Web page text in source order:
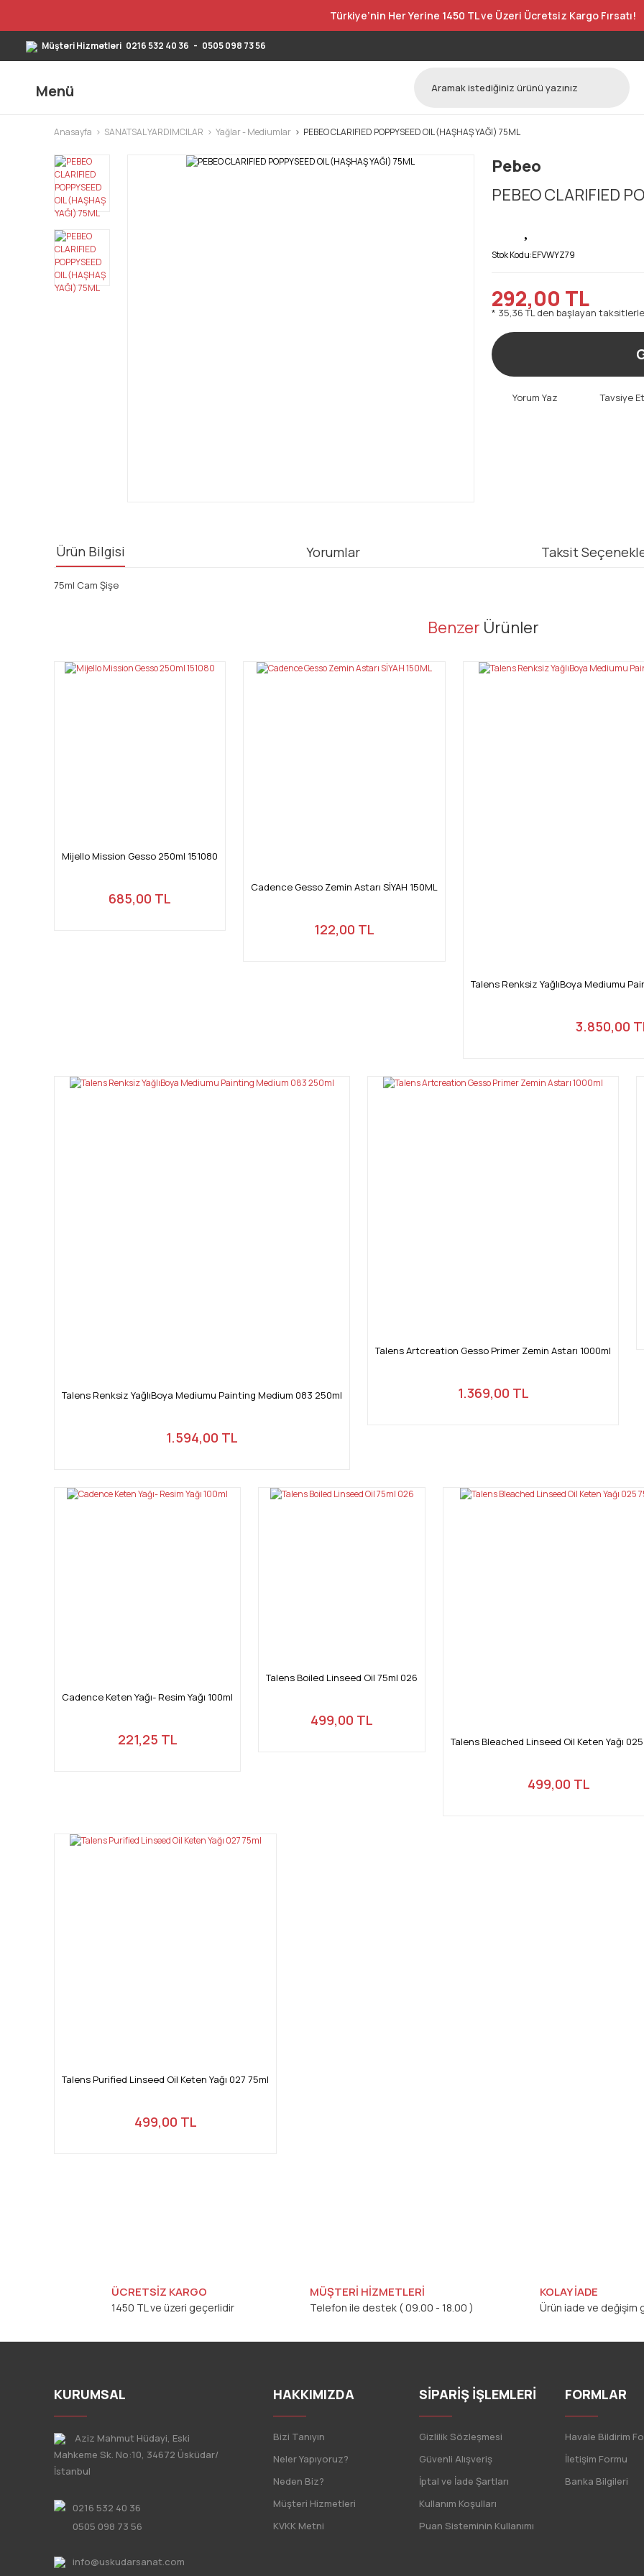
Türkiye’nin Her Yerine 1450 TL ve Üzeri Ücretsiz Kargo Fırsatı!
Müşteri Hizmetleri 0216 532 40 36 - 0505 098 73 56
Menü
Anasayfa SANATSAL YARDIMCILAR Yağlar - Mediumlar PEBEO CLARIFIED POPPYSEED OIL (HAŞHAŞ YAĞI) 75ML
Pebeo
PEBEO CLARIFIED
Stok Kodu:EFVWYZ79
292,00 TL
* 35,36 TL den başlayan
Yorum Yaz Tavsiye Et
Ürün Bilgisi Yorumlar Taksit
75ml Cam Şişe
Bu ürünün fiyat bilgisi, resim, ürün açıklamalarında ve diğer konularda yetersiz gördüğünüz noktaları öneri formunu kullanarak
Ürün resmi kalitesiz, bozuk veya görüntülenemiyor.
Benzer Ürünler
Mijello Mission Gesso 250ml 151080
685,00 TL
Cadence Gesso Zemin Astarı SİYAH 150ML
122,00 TL
Talens Renksiz YağlıBoya Mediumu
3.850,00
Talens Renksiz YağlıBoya Mediumu Painting Medium 083 250ml
1.594,00 TL
Talens Artcreation Gesso Primer Zemin Astarı 1000ml
1.369,00 TL
Cadence Keten Yağı- Resim Yağı 100ml
221,25 TL
Talens Boiled Linseed Oil 75ml 026
499,00 TL
Talens Bleached Linseed Oil Keten Yağı
499,00 TL
Talens Purified Linseed Oil Keten Yağı 027 75ml
499,00 TL
ÜCRETSİZ KARGO
1450 TL ve üzeri geçerlidir
MÜŞTERİ HİZMETLERİ
Telefon ile destek ( 09.00 - 18.00 )
KOLAY İADE
Ürün iade ve değişim
KURUMSAL
Aziz Mahmut Hüdayi, Eski
Mahkeme Sk. No:10, 34672 Üsküdar/
İstanbul
0216 532 40 36
0505 098 73 56
info@uskudarsanat.com
HAKKIMIZDA
Bizi Tanıyın
Neler Yapıyoruz?
Neden Biz?
Müşteri Hizmetleri
KVKK Metni
SİPARİŞ İŞLEMLERİ
Gizlilik Sözleşmesi
Güvenli Alışveriş
İptal ve İade Şartları
Kullanım Koşulları
Puan Sisteminin Kullanımı
FORMLAR
Havale Bildirim
İletişim Formu
Banka Bilgileri